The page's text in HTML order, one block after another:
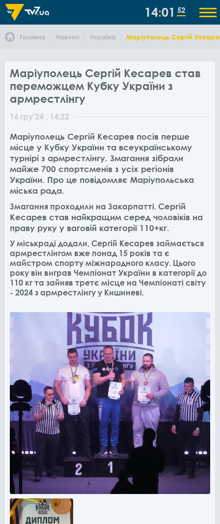
14 01 52
Головна Новини Україна Маріуполець Сергій
Маріуполець Сергій Кесарев став
переможцем Кубку України з
армрестлінгу
16 гру'24 , 14:22
Маріуполець Сергій Кесарев посів перше
місце у Кубку України та всеукраїнському
турнірі з армрестлінгу. Змагання зібрали
майже 700 спортсменів з усіх регіонів
України. Про це повідомляє Маріупольська
міська рада.
Змагання проходили на Закарпатті. Сергій
Кесарев став найкращим серед чоловіків на
праву руку у ваговій категорії 110+кг.
У міськраді додали, Сергій Кесарев займається
армрестлінгом вже понад 15 років та є
майстром спорту міжнародного класу. Цього
року він виграв Чемпіонат України в категорії до
110 кг та зайняв третє місце на Чемпіонаті світу
- 2024 з армрестлінгу у Кишиневі.